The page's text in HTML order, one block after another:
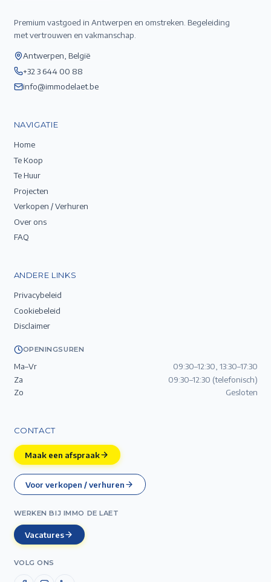
Premium vastgoed in Antwerpen en omstreken. Begeleiding
met vertrouwen en vakmanschap.
Antwerpen, België
+32 3 644 00 88
info@immodelaet.be
NAVIGATIE
Home
Te Koop
Te Huur
Projecten
Verkopen / Verhuren
Over ons
FAQ
ANDERE LINKS
Privacybeleid
Cookiebeleid
Disclaimer
OPENINGSUREN
Ma–Vr
09:30–12:30, 13:30–17:30
Za
09:30–12:30 (telefonisch)
Zo
Gesloten
CONTACT
Maak een afspraak
Voor verkopen / verhuren
WERKEN BIJ IMMO DE LAET
Vacatures
VOLG ONS